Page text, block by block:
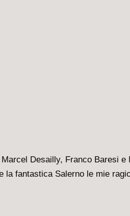
Desailly, Franco Baresi e
fantastica Salerno le mie